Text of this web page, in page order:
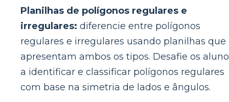
Planilhas de polígonos regulares e
irregulares: diferencie entre polígonos
regulares e irregulares usando planilhas que
apresentam ambos os tipos. Desafie os
a identificar e classificar polígonos regulares
com base na simetria de lados e ângulos.